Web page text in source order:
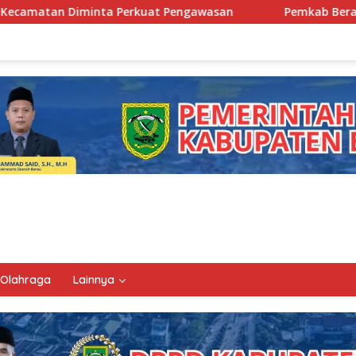
Pengawasan Pemkab Berau Siapkan Regenerasi
Olahraga Lainnya